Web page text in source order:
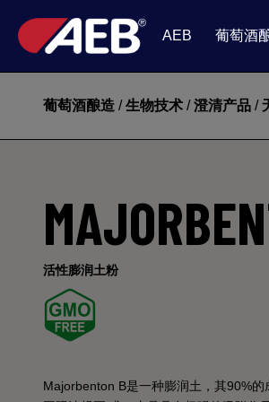
AEB 葡萄酒
葡萄酒酿造 /生物技术 /澄清产品 /
活性膨润土粉
Majorbenton B是一种膨润土，其90%